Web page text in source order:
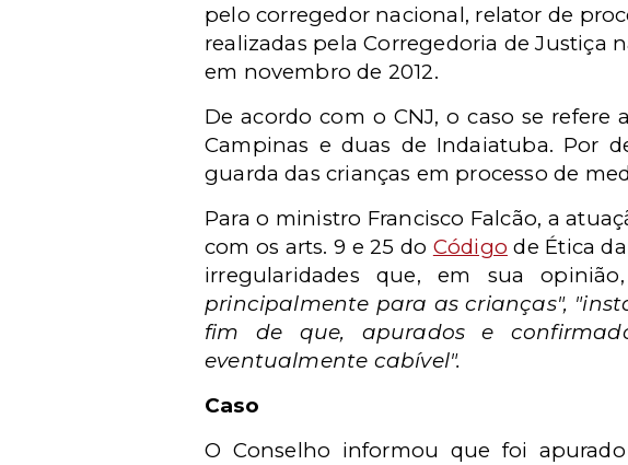
pelo corregedor nacional, relator de
realizadas pela Corregedoria de Justiça
em novembro de 2012.
De acordo com o CNJ, o caso se
Campinas e duas de Indaiatuba. Por
guarda das crianças em processo de
Para o ministro Francisco Falcão, a
com os arts. 9 e 25 do Código de Ética
irregularidades que, em sua
principalmente para as crianças",
fim de que, apurados e
eventualmente cabível".
Caso
O Conselho informou que foi